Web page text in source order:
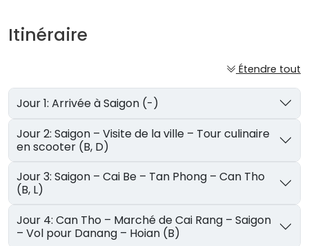
Itinéraire
Étendre tout
Jour 1: Arrivée à Saigon (-)
Jour 2: Saigon – Visite de la ville – Tour culinaire
en scooter (B, D)
Jour 3: Saigon – Cai Be – Tan Phong – Can Tho
(B, L)
Jour 4: Can Tho – Marché de Cai Rang – Saigon
– Vol pour Danang – Hoian (B)